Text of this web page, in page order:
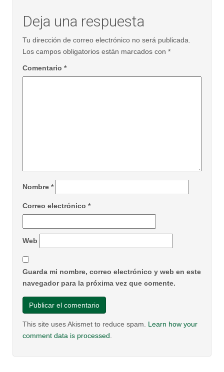
Deja una respuesta
Tu dirección de correo electrónico no será publicada.
Los campos obligatorios están marcados con *
Comentario *
Nombre *
Correo electrónico *
Web
Guarda mi nombre, correo electrónico y web en este
navegador para la próxima vez que comente.
This site uses Akismet to reduce spam. Learn how your
comment data is processed